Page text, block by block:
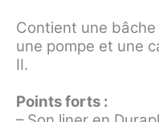
Contient une
une pompe et une
II.
Points forts :